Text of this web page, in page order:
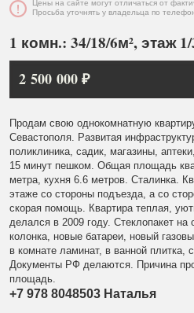
Цены на сайте могут отличаться от
Просьба уточнять у владельца по
1 комн.: 34/18/6м², этаж
2 500 000 ₽
Продам свою однокомнатную
Севастополя. Развитая
поликлиника, садик, магазины,
15 минут пешком. Общая площадь
метра, кухня 6.6 метров. Сталинка.
этаже со стороны подъезда, а со
скорая помощь. Квартира теплая,
делался в 2009 году. Стеклопакет на
колонка, новые батареи, новый
в комнате ламинат, в ванной плитка,
Документы РФ делаются. Причина
площадь.
+7 978 8048503 Наталья